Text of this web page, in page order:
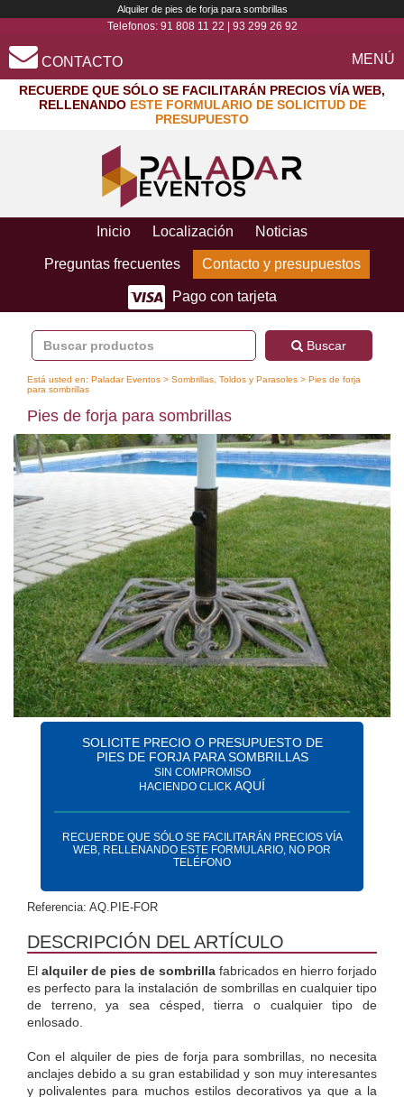
Alquiler de pies de forja para sombrillas
Telefonos: 91 808 11 22 93 299 26 92
CONTACTO MENÚ
RECUERDE QUE SÓLO SE FACILITARÁN PRECIOS VÍA WEB,
RELLENANDO ESTE FORMULARIO DE SOLICITUD DE
PRESUPUESTO
Inicio Localización Noticias
Preguntas frecuentes Contacto y presupuestos
Pago con tarjeta
Buscar
Está usted en: Paladar Eventos > Sombrillas, Toldos y Parasoles > Pies de forja
para sombrillas
Pies de forja para sombrillas
SOLICITE PRECIO O PRESUPUESTO DE
PIES DE FORJA PARA SOMBRILLAS
SIN COMPROMISO
HACIENDO CLICK AQUÍ
RECUERDE QUE SÓLO SE FACILITARÁN PRECIOS VÍA
WEB, RELLENANDO ESTE FORMULARIO, NO POR
TELÉFONO
Referencia: AQ.PIE-FOR
DESCRIPCIÓN DEL ARTÍCULO
El alquiler de pies de sombrilla fabricados en hierro forjado
es perfecto para la instalación de sombrillas en cualquier tipo
de terreno, ya sea césped, tierra o cualquier tipo de
enlosado.
Con el alquiler de pies de forja para sombrillas, no necesita
anclajes debido a su gran estabilidad y son muy interesantes
y polivalentes para muchos estilos decorativos ya que a la